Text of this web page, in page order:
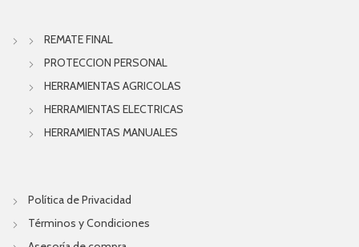
REMATE FINAL
PROTECCION PERSONAL
HERRAMIENTAS AGRICOLAS
HERRAMIENTAS ELECTRICAS
HERRAMIENTAS MANUALES
Política de Privacidad
Términos y Condiciones